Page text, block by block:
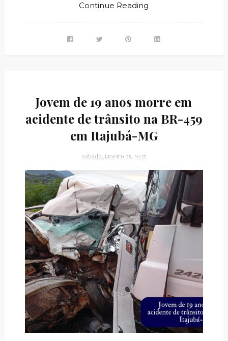
Continue Reading
Jovem de 19 anos morre em
acidente de trânsito na BR-459
em Itajubá-MG
sábado, janeiro 25, 2025